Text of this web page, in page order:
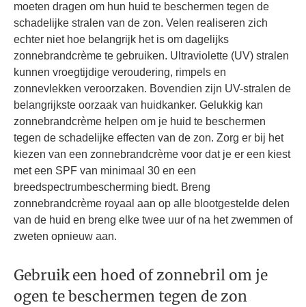
moeten dragen om hun huid te beschermen tegen de
schadelijke stralen van de zon. Velen realiseren zich
echter niet hoe belangrijk het is om dagelijks
zonnebrandcrème te gebruiken. Ultraviolette (UV) stralen
kunnen vroegtijdige veroudering, rimpels en
zonnevlekken veroorzaken. Bovendien zijn UV-stralen de
belangrijkste oorzaak van huidkanker. Gelukkig kan
zonnebrandcrème helpen om je huid te beschermen
tegen de schadelijke effecten van de zon. Zorg er bij het
kiezen van een zonnebrandcrème voor dat je er een kiest
met een SPF van minimaal 30 en een
breedspectrumbescherming biedt. Breng
zonnebrandcrème royaal aan op alle blootgestelde delen
van de huid en breng elke twee uur of na het zwemmen of
zweten opnieuw aan.
Gebruik een hoed of zonnebril om je
ogen te beschermen tegen de zon